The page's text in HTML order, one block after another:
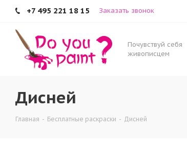
+7 495 221 18 15 Заказать звонок
Почувствуй себя
живописцем
Дисней
Главная - Бесплатные раскраски - Дисней
Дисней